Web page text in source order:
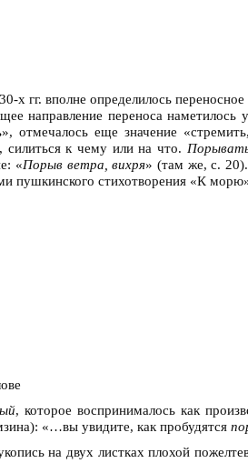
х гг. вполне определилось
направление переноса
отмечалось еще значение
силиться к чему или на что.
«Порыв ветра, вихря» (там же, с.
пушкинского стихотворения «К
, которое воспринималось как
«…вы увидите, как пробудятся
на двух листках плохой